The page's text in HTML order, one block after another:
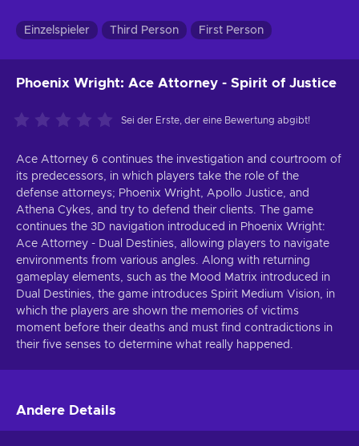
Einzelspieler Third Person First Person
Phoenix Wright: Ace Attorney - Spirit of Justice
Sei der Erste, der eine Bewertung abgibt!
Ace Attorney 6 continues the investigation and courtroom of
its predecessors, in which players take the role of the
defense attorneys; Phoenix Wright, Apollo Justice, and
Athena Cykes, and try to defend their clients. The game
continues the 3D navigation introduced in Phoenix Wright:
Ace Attorney - Dual Destinies, allowing players to navigate
environments from various angles. Along with returning
gameplay elements, such as the Mood Matrix introduced in
Dual Destinies, the game introduces Spirit Medium Vision, in
which the players are shown the memories of victims
moment before their deaths and must find contradictions in
their five senses to determine what really happened.
Andere Details